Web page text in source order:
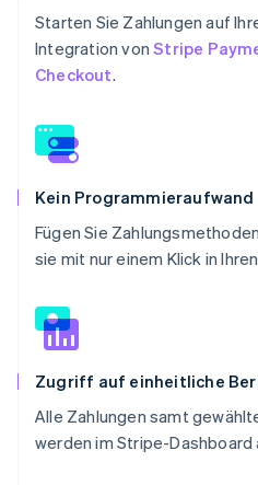
Starten Sie Zahlungen auf
Integration vonStripe
Checkout.
Kein Programmieraufwand
Fügen Sie
sie mit nur einem Klick in
Zugriff auf einheitliche
Alle Zahlungen samt
werden im Stripe-Dashboard